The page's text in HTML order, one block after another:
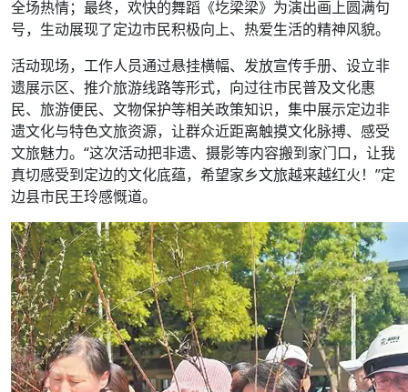
全场热情；最终，欢快的舞蹈《圪梁梁》为演出画上圆满句
号，生动展现了定边市民积极向上、热爱生活的精神风貌。
活动现场，工作人员通过悬挂横幅、发放宣传手册、设立非
遗展示区、推介旅游线路等形式，向过往市民普及文化惠
民、旅游便民、文物保护等相关政策知识，集中展示定边非
遗文化与特色文旅资源，让群众近距离触摸文化脉搏、感受
文旅魅力。“这次活动把非遗、摄影等内容搬到家门口，让我
真切感受到定边的文化底蕴，希望家乡文旅越来越红火！”定
边县市民王玲感慨道。